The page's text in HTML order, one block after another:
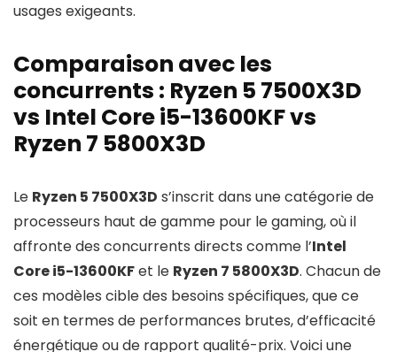
usages exigeants.
Comparaison avec les
concurrents : Ryzen 5 7500X3D
vs Intel Core i5-13600KF vs
Ryzen 7 5800X3D
Le Ryzen 5 7500X3D s’inscrit dans une catégorie de
processeurs haut de gamme pour le gaming, où il
affronte des concurrents directs comme l’Intel
Core i5-13600KFet le Ryzen 7 5800X3D. Chacun de
ces modèles cible des besoins spécifiques, que ce
soit en termes de performances brutes, d’efficacité
énergétique ou de rapport qualité-prix. Voici une